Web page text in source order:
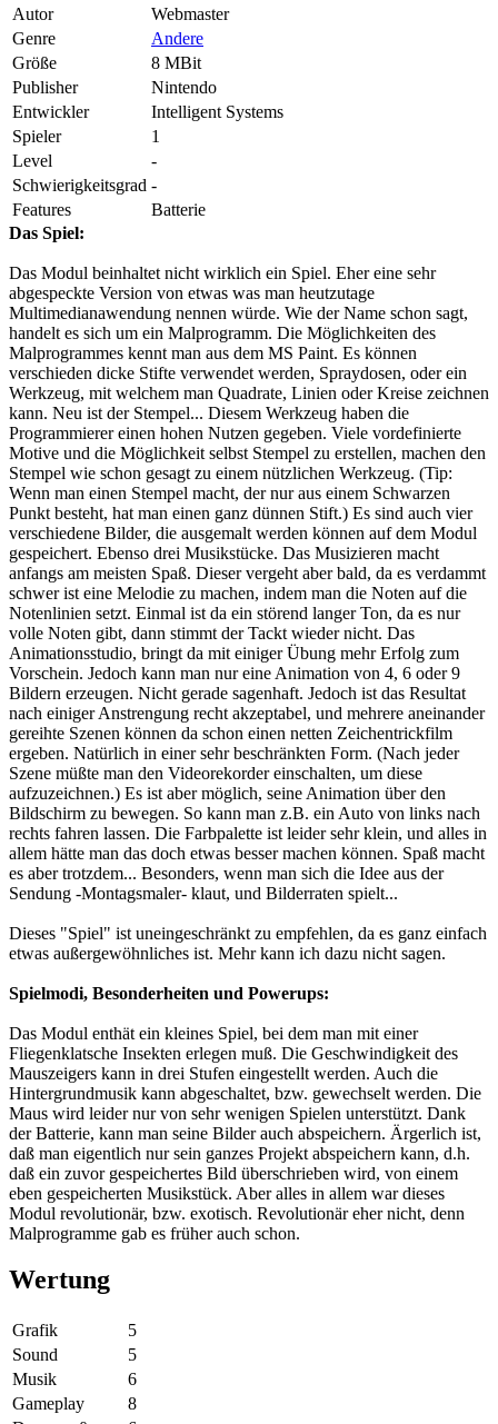
Autor
Webmaster
Genre
Andere
Größe
8 MBit
Publisher
Nintendo
Entwickler
Intelligent Systems
Spieler
1
Level
-
Schwierigkeitsgrad -
Features
Batterie
Das Spiel:
Das Modul beinhaltet nicht wirklich ein Spiel. Eher eine sehr
abgespeckte Version von etwas was man heutzutage
Multimedianawendung nennen würde. Wie der Name schon sagt,
handelt es sich um ein Malprogramm. Die Möglichkeiten des
Malprogrammes kennt man aus dem MS Paint. Es können
verschieden dicke Stifte verwendet werden, Spraydosen, oder ein
Werkzeug, mit welchem man Quadrate, Linien oder Kreise zeichnen
kann. Neu ist der Stempel... Diesem Werkzeug haben die
Programmierer einen hohen Nutzen gegeben. Viele vordefinierte
Motive und die Möglichkeit selbst Stempel zu erstellen, machen den
Stempel wie schon gesagt zu einem nützlichen Werkzeug. (Tip:
Wenn man einen Stempel macht, der nur aus einem Schwarzen
Punkt besteht, hat man einen ganz dünnen Stift.) Es sind auch vier
verschiedene Bilder, die ausgemalt werden können auf dem Modul
gespeichert. Ebenso drei Musikstücke. Das Musizieren macht
anfangs am meisten Spaß. Dieser vergeht aber bald, da es verdammt
schwer ist eine Melodie zu machen, indem man die Noten auf die
Notenlinien setzt. Einmal ist da ein störend langer Ton, da es nur
volle Noten gibt, dann stimmt der Tackt wieder nicht. Das
Animationsstudio, bringt da mit einiger Übung mehr Erfolg zum
Vorschein. Jedoch kann man nur eine Animation von 4, 6 oder 9
Bildern erzeugen. Nicht gerade sagenhaft. Jedoch ist das Resultat
nach einiger Anstrengung recht akzeptabel, und mehrere aneinander
gereihte Szenen können da schon einen netten Zeichentrickfilm
ergeben. Natürlich in einer sehr beschränkten Form. (Nach jeder
Szene müßte man den Videorekorder einschalten, um diese
aufzuzeichnen.) Es ist aber möglich, seine Animation über den
Bildschirm zu bewegen. So kann man z.B. ein Auto von links nach
rechts fahren lassen. Die Farbpalette ist leider sehr klein, und alles in
allem hätte man das doch etwas besser machen können. Spaß macht
es aber trotzdem... Besonders, wenn man sich die Idee aus der
Sendung -Montagsmaler- klaut, und Bilderraten spielt...
Dieses "Spiel" ist uneingeschränkt zu empfehlen, da es ganz einfach
etwas außergewöhnliches ist. Mehr kann ich dazu nicht sagen.
Spielmodi, Besonderheiten und Powerups:
Das Modul enthät ein kleines Spiel, bei dem man mit einer
Fliegenklatsche Insekten erlegen muß. Die Geschwindigkeit des
Mauszeigers kann in drei Stufen eingestellt werden. Auch die
Hintergrundmusik kann abgeschaltet, bzw. gewechselt werden. Die
Maus wird leider nur von sehr wenigen Spielen unterstützt. Dank
der Batterie, kann man seine Bilder auch abspeichern. Ärgerlich ist,
daß man eigentlich nur sein ganzes Projekt abspeichern kann, d.h.
daß ein zuvor gespeichertes Bild überschrieben wird, von einem
eben gespeicherten Musikstück. Aber alles in allem war dieses
Modul revolutionär, bzw. exotisch. Revolutionär eher nicht, denn
Malprogramme gab es früher auch schon.
Wertung
Grafik
5
Sound
5
Musik
6
Gameplay
8